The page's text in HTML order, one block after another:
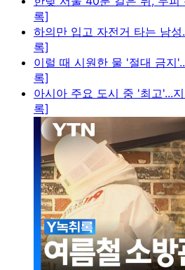
록]
하의만 입고 자전거 타는 남
록]
이럴 때 시원한 물 '절대 금지
록]
아시아 주요 도시 중 '최고'...
록]